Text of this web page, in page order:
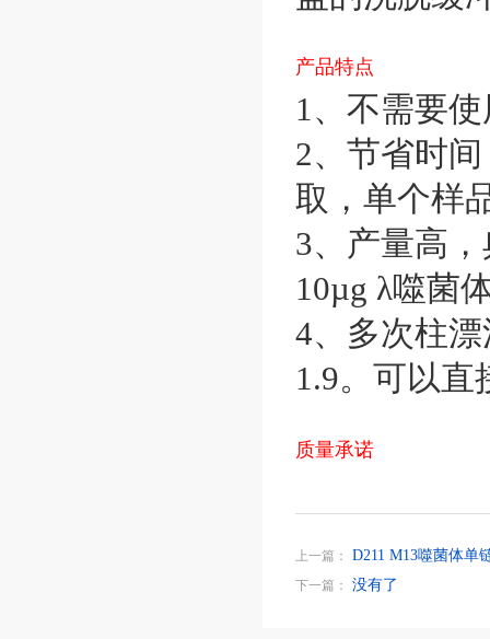
产品特点
1、不需要
2、节省时
取，单个样
3、产量高
10µg λ噬菌
4、多次柱
1.9。可以直
质量承诺
上一篇： D211 M13噬菌体单
下一篇： 没有了